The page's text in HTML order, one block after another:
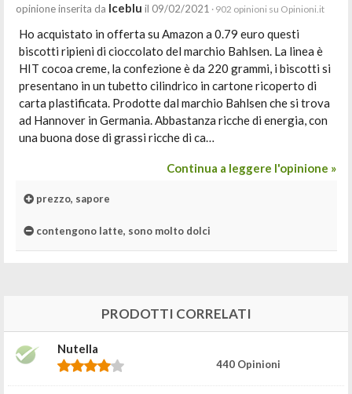
opinione inserita da Iceblu il 09/02/2021 · 902 opinioni su Opinioni.it
Ho acquistato in offerta su Amazon a 0.79 euro questi
biscotti ripieni di cioccolato del marchio Bahlsen. La linea è
HIT cocoa creme, la confezione è da 220 grammi, i biscotti si
presentano in un tubetto cilindrico in cartone ricoperto di
carta plastificata. Prodotte dal marchio Bahlsen che si trova
ad Hannover in Germania. Abbastanza ricche di energia, con
una buona dose di grassi ricche di ca…
Continua a leggere l'opinione »
prezzo, sapore
contengono latte, sono molto dolci
PRODOTTI CORRELATI
Nutella
440 Opinioni